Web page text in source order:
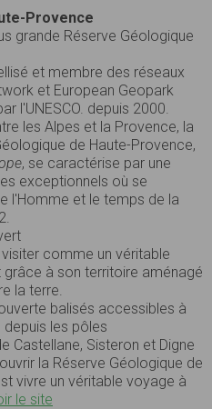
Provence
grande Réserve Géologique
et membre des réseaux
et European Geopark
l'UNESCO. depuis 2000.
les Alpes et la Provence, la
de Haute-Provence,
, se caractérise par une
exceptionnels où se
l'Homme et le temps de la
comme un véritable
à son territoire aménagé
la terre.
balisés accessibles à
les pôles
Castellane, Sisteron et Digne
la Réserve Géologique de
vivre un véritable voyage à
le site